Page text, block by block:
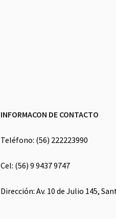
INFORMACON DE CONTACTO
Teléfono: (56) 222223990
Cel: (56) 9 9437 9747
Dirección: Av. 10 de Julio 145,